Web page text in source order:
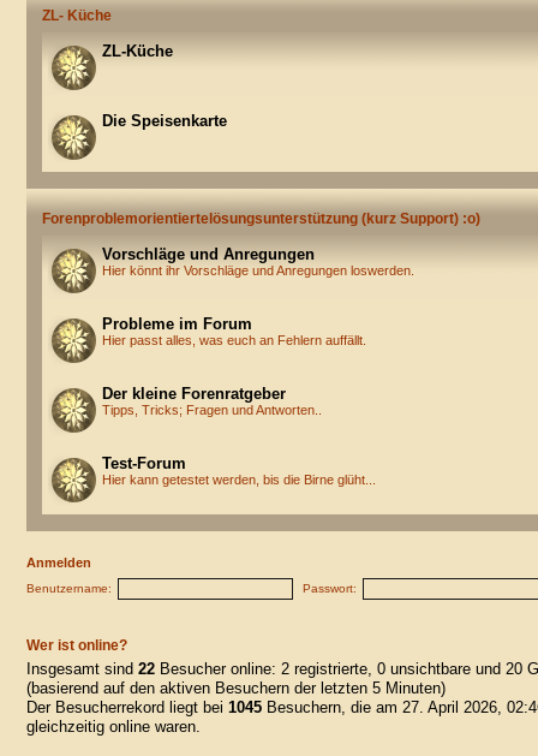
ZL- Küche
ZL-Küche
Die Speisenkarte
Forenproblemorientiertelösungsunterstützung (kurz Support) :o)
Vorschläge und Anregungen
Hier könnt ihr Vorschläge und Anregungen loswerden.
Probleme im Forum
Hier passt alles, was euch an Fehlern auffällt.
Der kleine Forenratgeber
Tipps, Tricks; Fragen und Antworten..
Test-Forum
Hier kann getestet werden, bis die Birne glüht...
Anmelden
Benutzername: Passwort:
Wer ist online?
Insgesamt sind 22 Besucher online: 2 registrierte, 0 unsichtbare und 20
(basierend auf den aktiven Besuchern der letzten 5 Minuten)
Der Besucherrekord liegt bei 1045 Besuchern, die am 27. April 2026,
gleichzeitig online waren.